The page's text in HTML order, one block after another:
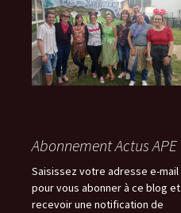
Abonnement Actus APE
Saisissez votre adresse e-mail
pour vous abonner à ce blog et
recevoir une notification de